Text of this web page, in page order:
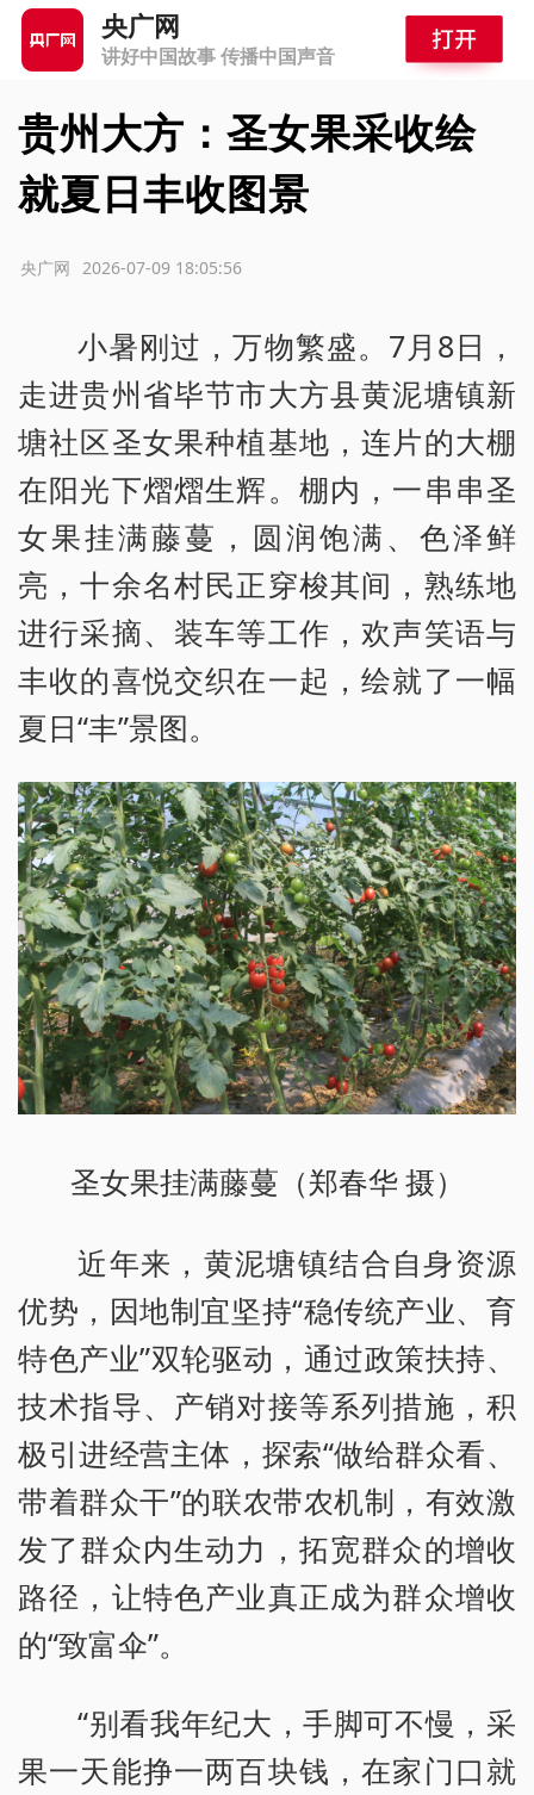
央广网
讲好中国故事 传播中国声音
贵州大方：圣女果采收绘
就夏日丰收图景
2026-07-09 18:05:56
央广网
小暑刚过，万物繁盛。7月8日，
走进贵州省毕节市大方县黄泥塘镇新
塘社区圣女果种植基地，连片的大棚
在阳光下熠熠生辉。棚内，一串串圣
女果挂满藤蔓，圆润饱满、色泽鲜
亮，十余名村民正穿梭其间，熟练地
进行采摘、装车等工作，欢声笑语与
丰收的喜悦交织在一起，绘就了一幅
夏日“丰”景图。
圣女果挂满藤蔓（郑春华 摄）
近年来，黄泥塘镇结合自身资源
优势，因地制宜坚持“稳传统产业、育
特色产业”双轮驱动，通过政策扶持、
技术指导、产销对接等系列措施，积
极引进经营主体，探索“做给群众看、
带着群众干”的联农带农机制，有效激
发了群众内生动力，拓宽群众的增收
路径，让特色产业真正成为群众增收
的“致富伞”。
“别看我年纪大，手脚可不慢，采
果一天能挣一两百块钱，在家门口就